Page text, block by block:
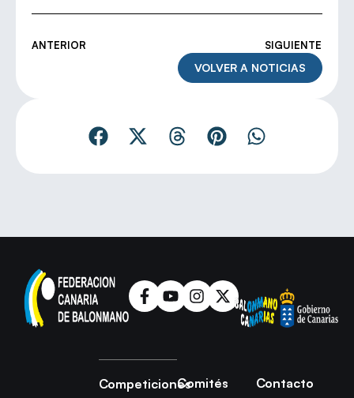
ANTERIOR SIGUIENTE
VOLVER A NOTICIAS
CompeticionesComités
Contacto